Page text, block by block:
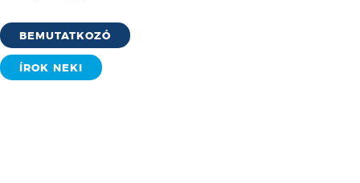
BEMUTATKOZÓ
ÍROK NEKI